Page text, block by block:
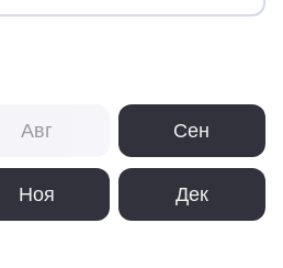
Авг Сен
Ноя Дек